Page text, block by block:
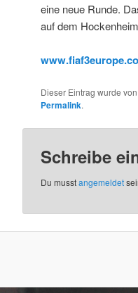
eine neue Runde.
auf dem
Dieser Eintrag wurde von
Permalink.
Schreibe
Du musstangemeldet